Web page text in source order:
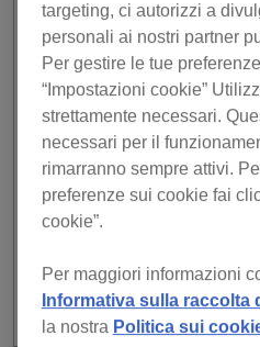
targeting, ci autorizzi a
personali ai nostri partner
Per gestire le tue
“Impostazioni cookie”
strettamente necessari.
necessari per il
rimarranno sempre attivi.
preferenze sui cookie fai
cookie”.
Per maggiori informazioni
Informativa sulla raccolta
la nostra Politica sui